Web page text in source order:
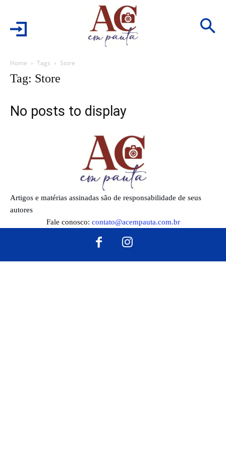
Home Tags Store
Tag: Store
No posts to display
Artigos e matérias assinadas são de responsabilidade de seus
autores
Fale conosco: contato@acempauta.com.br